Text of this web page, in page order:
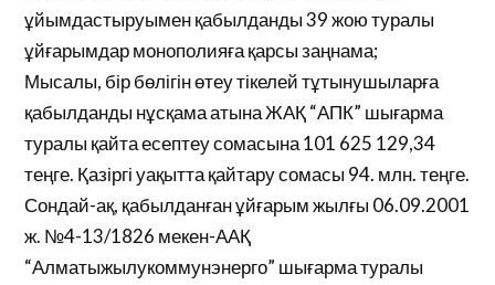
ұйымдастыруымен қабылданды 39 жою туралы
ұйғарымдар монополияға қарсы заңнама;
Мысалы, бір бөлігін өтеу тікелей тұтынушыларға
қабылданды нұсқама атына ЖАҚ “АПК” шығарма
туралы қайта есептеу сомасына 101 625 129,34
теңге. Қазіргі уақытта қайтару сомасы 94. млн. теңге.
Сондай-ақ, қабылданған ұйғарым жылғы 06.09.2001
ж. №4-13/1826 мекен-ААҚ
“Алматыжылукоммунэнерго” шығарма туралы